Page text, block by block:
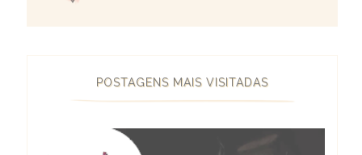
POSTAGENS MAIS VISITADAS